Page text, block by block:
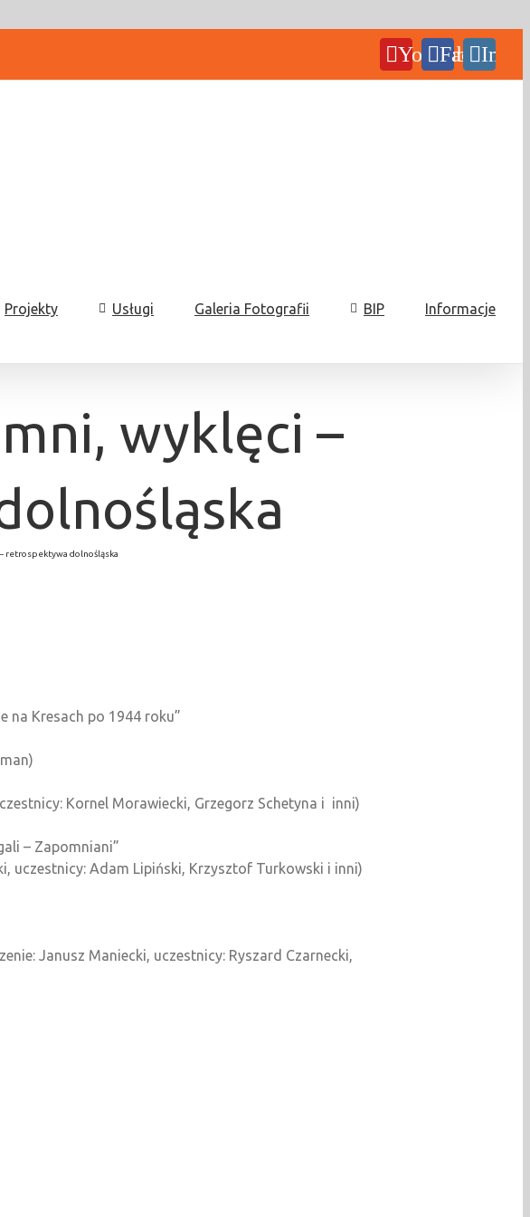
YouTubeFacebook
Projekty Usługi Galeria Fotografii BIP Informacje
wyklęci –
retrospektywa dolnośląska
na Kresach po 1944 roku”
Kornel Morawiecki, Grzegorz Schetyna i inni)
– Zapomniani”
uczestnicy: Adam Lipiński, Krzysztof Turkowski i inni)
Janusz Maniecki, uczestnicy: Ryszard Czarnecki,